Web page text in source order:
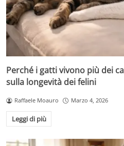
Perché i gatti vivono più dei
sulla longevità dei felini
Raffaele Moauro Marzo 4, 2026
Leggi di più